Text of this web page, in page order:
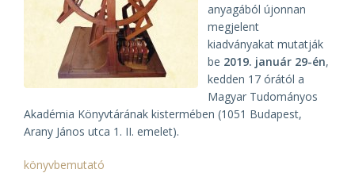
anyagából újonnan
megjelent
kiadványakat mutatják
be 2019. január 29-én,
kedden 17 órától a
Magyar Tudományos
Akadémia Könyvtárának kistermében (1051 Budapest,
Arany János utca 1. II. emelet).
könyvbemutató